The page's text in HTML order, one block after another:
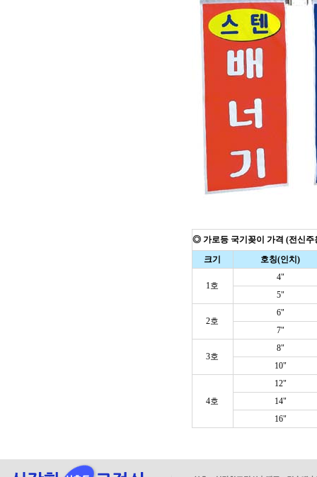
◎ 가로등 국기꽂이 가격 (전신주
크기
호칭(인치)
1호
4"
5"
2호
6"
7"
3호
8"
10"
4호
12"
14"
16"